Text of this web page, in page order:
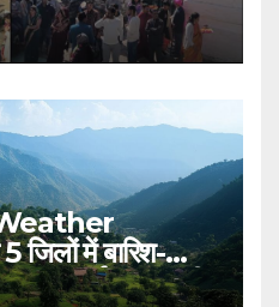
में बारिश-
का पूर्वानुमान जारी..